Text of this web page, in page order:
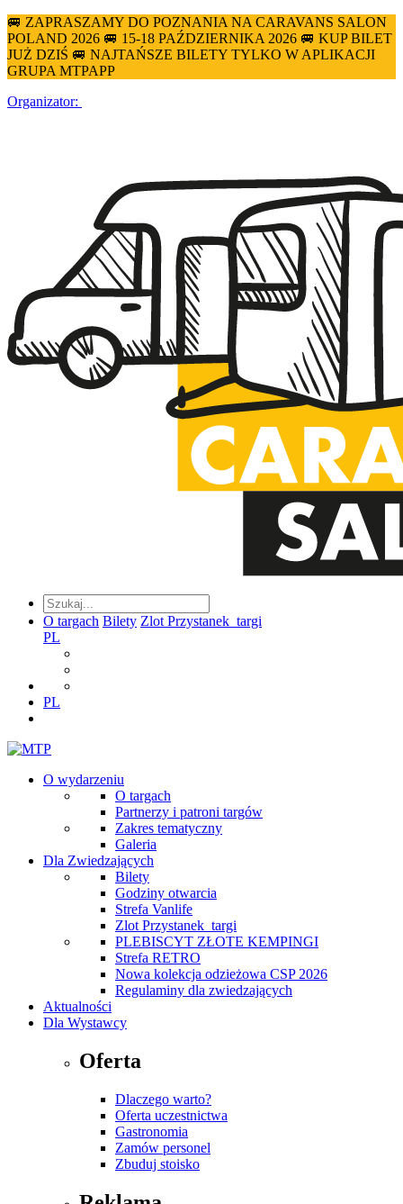
🚐 ZAPRASZAMY DO POZNANIA NA CARAVANS SALON
POLAND 2026 🚐 15-18 PAŹDZIERNIKA 2026 🚐 KUP BILET
JUŻ DZIŚ 🚐 NAJTAŃSZE BILETY TYLKO W APLIKACJI
GRUPA MTPAPP
Organizator:
O targach Bilety Zlot Przystanek_targi
PL
PL
O wydarzeniu
O targach
Partnerzy i patroni targów
Zakres tematyczny
Galeria
Dla Zwiedzających
Bilety
Godziny otwarcia
Strefa Vanlife
Zlot Przystanek_targi
PLEBISCYT ZŁOTE KEMPINGI
Strefa RETRO
Nowa kolekcja odzieżowa CSP 2026
Regulaminy dla zwiedzających
Aktualności
Dla Wystawcy
Oferta
Dlaczego warto?
Oferta uczestnictwa
Gastronomia
Zamów personel
Zbuduj stoisko